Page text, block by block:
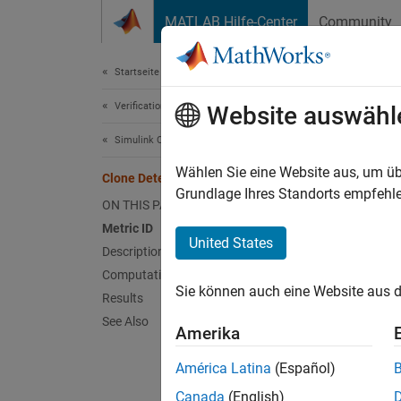
MATLAB Hilfe-Center Community
Startseite der Dokumentation
Verification, Validation, and Test
Simulink Check
Clone Detection Metric
ON THIS PAGE
Metric ID
Description
Computation Details
Results
See Also
Metric
Use
they
Website
Wählen Sie eine Website aus, um
Grundlage Ihres Standorts
United States
Sie können auch eine Website aus
Amerika
América Latina (Español)
Canada (English)